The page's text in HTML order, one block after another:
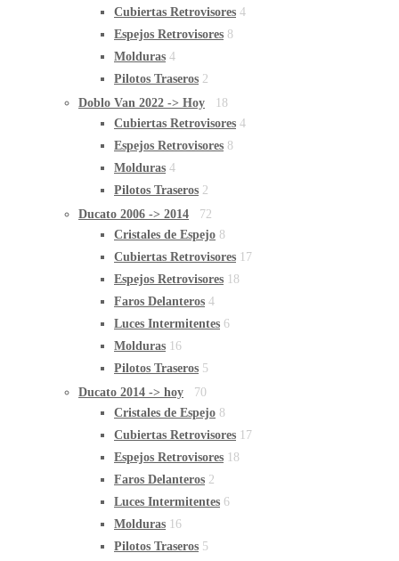
Cubiertas Retrovisores 4
Espejos Retrovisores 8
Molduras 4
Pilotos Traseros 2
Doblo Van 2022 -> Hoy
18
Cubiertas Retrovisores 4
Espejos Retrovisores 8
Molduras 4
Pilotos Traseros 2
Ducato 2006 -> 2014
72
Cristales de Espejo 8
Cubiertas Retrovisores 17
Espejos Retrovisores 18
Faros Delanteros 4
Luces Intermitentes 6
Molduras 16
Pilotos Traseros 5
Ducato 2014 -> hoy
70
Cristales de Espejo 8
Cubiertas Retrovisores 17
Espejos Retrovisores 18
Faros Delanteros 2
Luces Intermitentes 6
Molduras 16
Pilotos Traseros 5